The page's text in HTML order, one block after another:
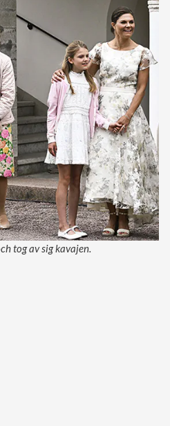
tog av sig kavajen.